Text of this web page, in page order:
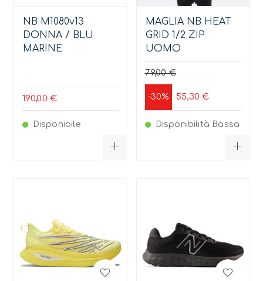
NB M1080v13
DONNA / BLU
MARINE
190,00 €
Disponibile
MAGLIA NB HEAT
GRID 1/2 ZIP
UOMO
79,00 €
-30% 55,30 €
Disponibilità Bassa